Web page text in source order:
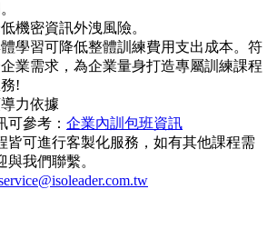
機密資訊外洩風險。
學習可降低整體訓練費用支出成本。符
業需求，為企業量身打造專屬訓練課程
!
力依據
可參考： 企業內訓包班資訊
皆可進行客製化服務，如有其他課程需
與我們聯繫。